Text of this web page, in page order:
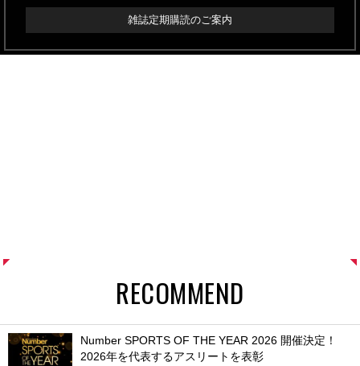
雑誌定期購読のご案内
RECOMMEND
Number SPORTS OF THE YEAR 2026 開催決定！
2026年を代表するアスリートを表彰